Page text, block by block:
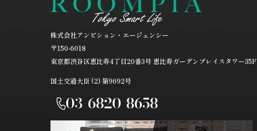
株式会社アンビション・エージェンシー
〒150-6018
東京都渋谷区恵比寿4丁目20番3号 恵比寿ガーデンプレイスタワー35F
国土交通大臣 (2) 第9692号
03-6820-8658